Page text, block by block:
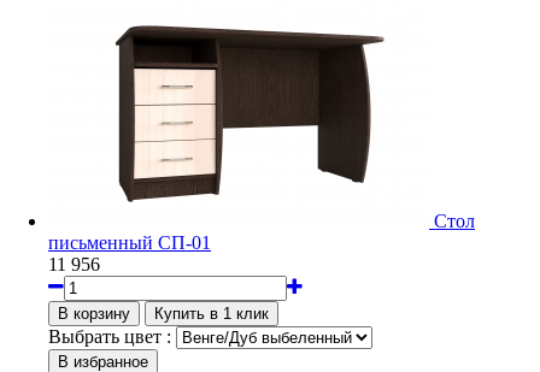
Стол
письменный СП-01
11 956
Выбрать цвет :